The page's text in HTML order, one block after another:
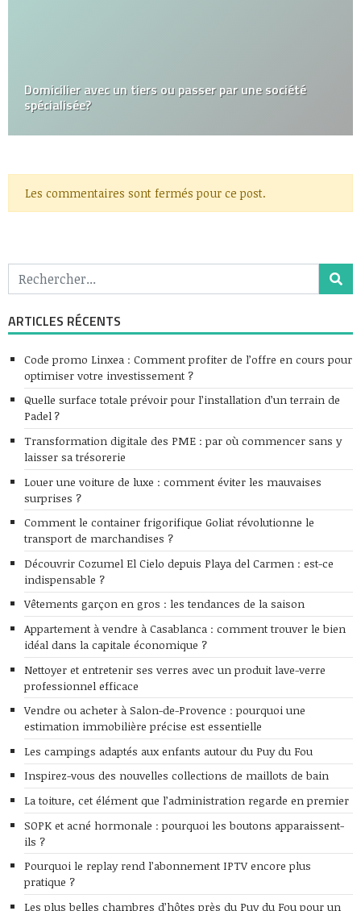
Domicilier avec un tiers ou passer par une société
spécialisée?
Les commentaires sont fermés pour ce post.
ARTICLES RÉCENTS
Code promo Linxea : Comment profiter de l’offre en cours pour
optimiser votre investissement ?
Quelle surface totale prévoir pour l’installation d’un terrain de
Padel ?
Transformation digitale des PME : par où commencer sans y
laisser sa trésorerie
Louer une voiture de luxe : comment éviter les mauvaises
surprises ?
Comment le container frigorifique Goliat révolutionne le
transport de marchandises ?
Découvrir Cozumel El Cielo depuis Playa del Carmen : est-ce
indispensable ?
Vêtements garçon en gros : les tendances de la saison
Appartement à vendre à Casablanca : comment trouver le bien
idéal dans la capitale économique ?
Nettoyer et entretenir ses verres avec un produit lave-verre
professionnel efficace
Vendre ou acheter à Salon-de-Provence : pourquoi une
estimation immobilière précise est essentielle
Les campings adaptés aux enfants autour du Puy du Fou
Inspirez-vous des nouvelles collections de maillots de bain
La toiture, cet élément que l’administration regarde en premier
SOPK et acné hormonale : pourquoi les boutons apparaissent-
ils ?
Pourquoi le replay rend l’abonnement IPTV encore plus
pratique ?
Les plus belles chambres d’hôtes près du Puy du Fou pour un